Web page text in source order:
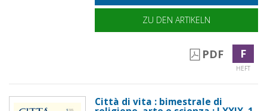
ZU DEN ARTIKELN
PDF F
HEFT
Città di vita : bimestrale di